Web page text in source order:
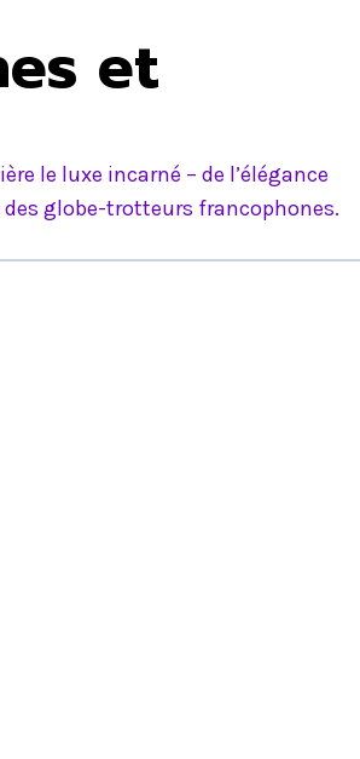
et
le luxe incarné – de l’élégance
globe-trotteurs francophones.